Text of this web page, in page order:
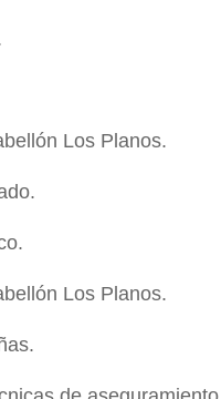
Los Planos.
Los Planos.